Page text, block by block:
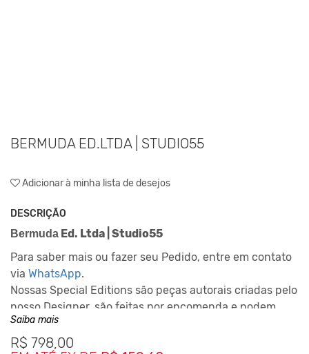
BERMUDA ED.LTDA | STUDIO55
Adicionar à minha lista de desejos
DESCRIÇÃO
Bermuda Ed. Ltda | Studio55
Para saber mais ou fazer seu Pedido, entre em contato
via WhatsApp.
Nossas Special Editions são peças autorais criadas pelo
nosso Designer, são feitas por encomenda e podem
levar até 10 dias para ficarem prontas dependendo da
disponiblidade do nosso Studio de Criação.
Saiba mais
R$ 798,00